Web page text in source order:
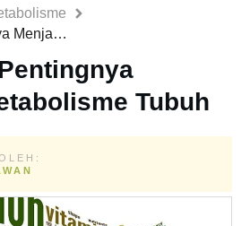
Diet Sehat Pentingnya Menjaga Metabolisme Tubuh
Tubuh